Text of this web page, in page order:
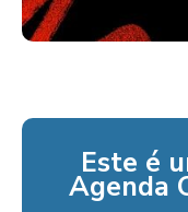
Este é
Agenda